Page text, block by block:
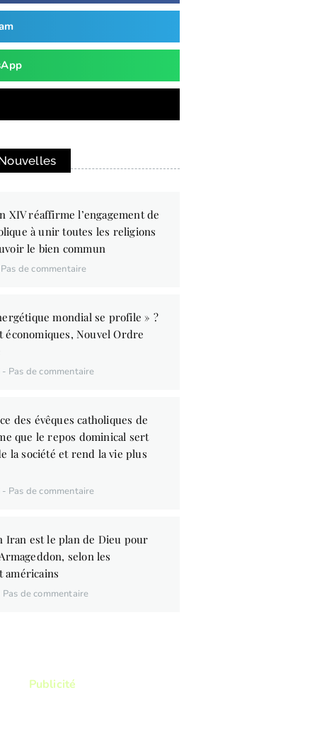
XIV réaffirme l’engagement de
à unir toutes les religions
le bien commun
Pas de commentaire
mondial se profile » ?
économiques, Nouvel Ordre
Pas de commentaire
des évêques catholiques de
que le repos dominical sert
la société et rend la vie plus
Pas de commentaire
Iran est le plan de Dieu pour
selon les
américains
Pas de commentaire
Publicité